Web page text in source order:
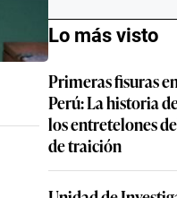
Lo más visto
Primeras fisuras
Perú: La historia
los entretelones
de traición